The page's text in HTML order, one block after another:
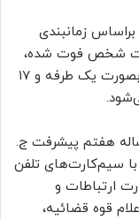
زمانبندی
شخص فوت شده،
دو هفته پس از ارسال پیامک اطلاع‌رسانی، بصورت یک طرفه و ۱۷
برنامه پنجساله هفتم پیشرفت ج.
با سیم‌کارت‌های تلفن
ارتباطات و
قوه قضائیه،